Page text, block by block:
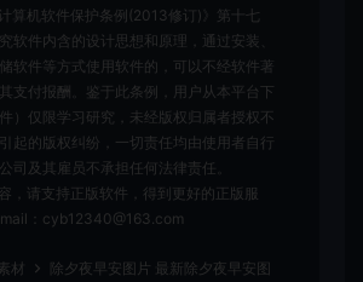
算机软件保护条例(2013修订)》第十七
软件内含的设计思想和原理，通过安装、
软件等方式使用软件的，可以不经软件著
支付报酬。鉴于此条例，用户从本平台下
）仅限学习研究，未经版权归属者授权不
起的版权纠纷，一切责任均由使用者自行
司及其雇员不承担任何法律责任。
，请支持正版软件，得到更好的正版服
：cyb12340@163.com
材
除夕夜早安图片 最新除夕夜早安图